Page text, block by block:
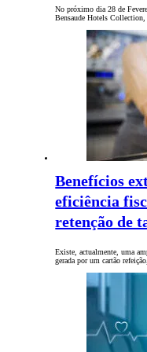
No próximo dia 28 de
Bensaude Hotels
Benefícios
eficiência
retenção de
Existe, actualmente, uma
gerada por um cartão